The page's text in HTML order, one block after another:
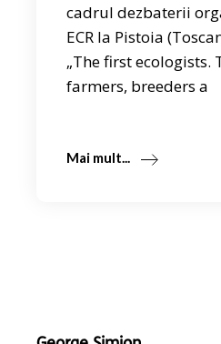
cadrul dezbaterii
ECR la Pistoia
„The first ecologists.
farmers, breeders a
Mai mult...